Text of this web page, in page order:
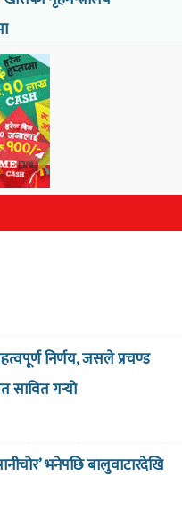
निर्णय, जसले प्रचण्ड
गर्‍याे
भनेपछि बालुवाटारदेखि